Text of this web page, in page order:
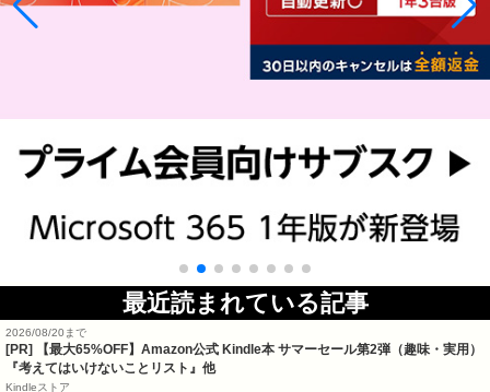
最近読まれている記事
2026/08/20まで
[PR]
【最大65%OFF】Amazon公式 Kindle本 サマーセール第2弾（趣味・実用）
『考えてはいけないことリスト』他
Kindleストア